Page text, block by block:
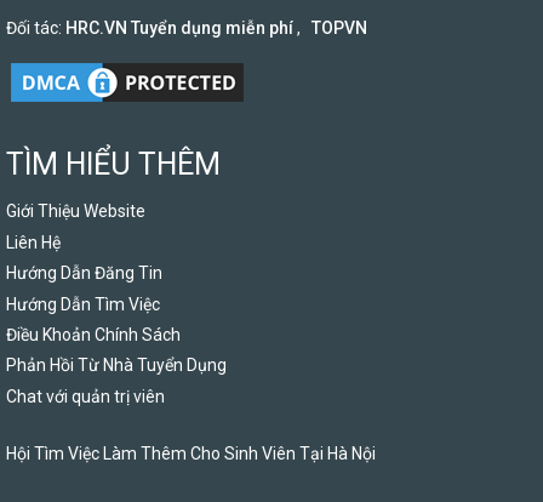
Đối tác: HRC.VN Tuyển dụng miễn phí, TOPVN
TÌM HIỂU THÊM
Giới Thiệu Website
Liên Hệ
Hướng Dẫn Đăng Tin
Hướng Dẫn Tìm Việc
Điều Khoản Chính Sách
Phản Hồi Từ Nhà Tuyển Dụng
Chat với quản trị viên
Hội Tìm Việc Làm Thêm Cho Sinh Viên Tại Hà Nội